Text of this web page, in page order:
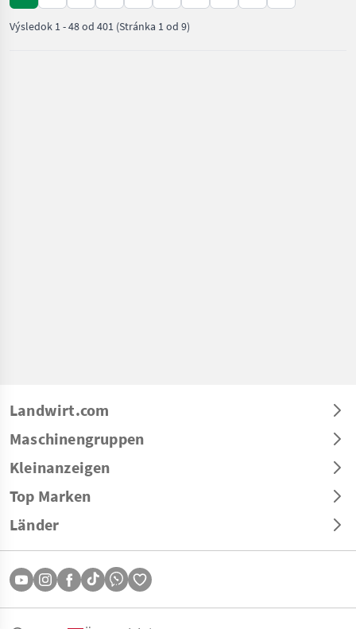
Výsledok 1-48od 401 (Stránka 1 od 9)
Landwirt.com
Maschinengruppen
Kleinanzeigen
Top Marken
Länder